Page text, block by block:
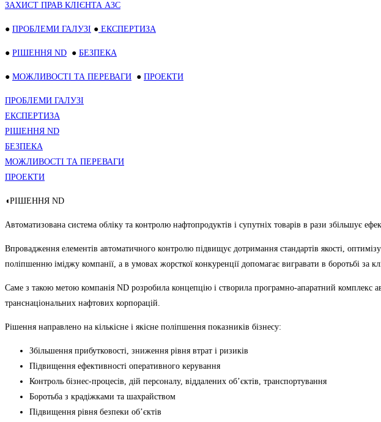
ЗАХИСТ ПРАВ КЛІЄНТА АЗС
● ПРОБЛЕМИ ГАЛУЗІ ● ЕКСПЕРТИЗА
● РІШЕННЯ ND ● БЕЗПЕКА
● МОЖЛИВОСТІ ТА ПЕРЕВАГИ ● ПРОЕКТИ
ПРОБЛЕМИ ГАЛУЗІ
ЕКСПЕРТИЗА
РІШЕННЯ ND
БЕЗПЕКА
МОЖЛИВОСТІ ТА ПЕРЕВАГИ
ПРОЕКТИ
◖РІШЕННЯ ND
Автоматизована система обліку та контролю нафтопродуктів і супутніх товарів в рази збільшує
Впровадження елементів автоматичного контролю підвищує дотримання стандартів якості,
поліпшенню іміджу компанії, а в умовах жорсткої конкуренції допомагає вигравати в боротьбі за
Саме з такою метою компанія ND розробила концепцію і створила програмно-апаратний комплекс
транснаціональних нафтових корпорацій.
Рішення направлено на кількісне і якісне поліпшення показників бізнесу:
Збільшення прибутковості, зниження рівня втрат і ризиків
Підвищення ефективності оперативного керування
Контроль бізнес-процесів, дій персоналу, віддалених об’єктів, транспортування
Боротьба з крадіжками та шахрайством
Підвищення рівня безпеки об’єктів